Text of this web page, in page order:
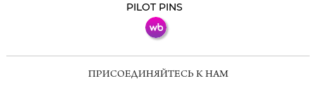
PILOT PINS
ПРИСОЕДИНЯЙТЕСЬ К НАМ